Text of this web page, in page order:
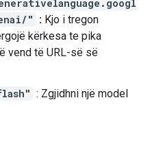
" : Kjo i tregon
kërkesa te pika
vend të URL-së së
: Zgjidhni një model